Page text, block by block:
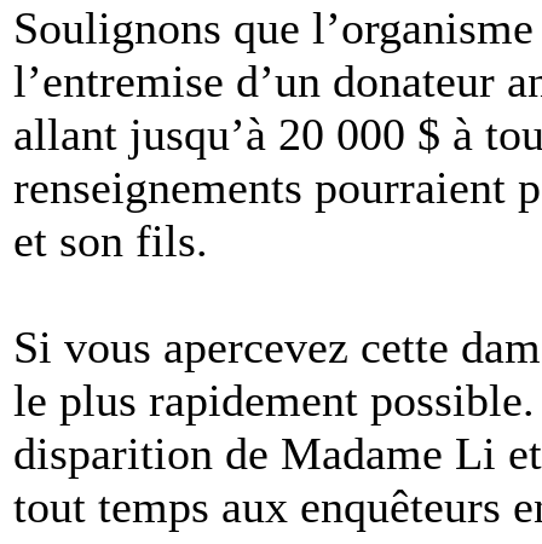
Soulignons que
l’entremise d’un donateur
allant jusqu’à 20 000 $ à
renseignements pourraient
et son fils.
Si vous apercevez cette
le plus rapidement
disparition de Madame Li
tout temps aux enquêteurs